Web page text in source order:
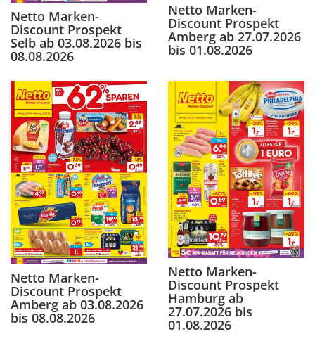
Netto Marken-
Discount Prospekt
Selb ab 03.08.2026 bis
08.08.2026
Netto Marken-
Discount Prospekt
Amberg ab 27.07.2026
bis 01.08.2026
Netto Marken-
Discount Prospekt
Amberg ab 03.08.2026
bis 08.08.2026
Netto Marken-
Discount Prospekt
Hamburg ab
27.07.2026 bis
01.08.2026